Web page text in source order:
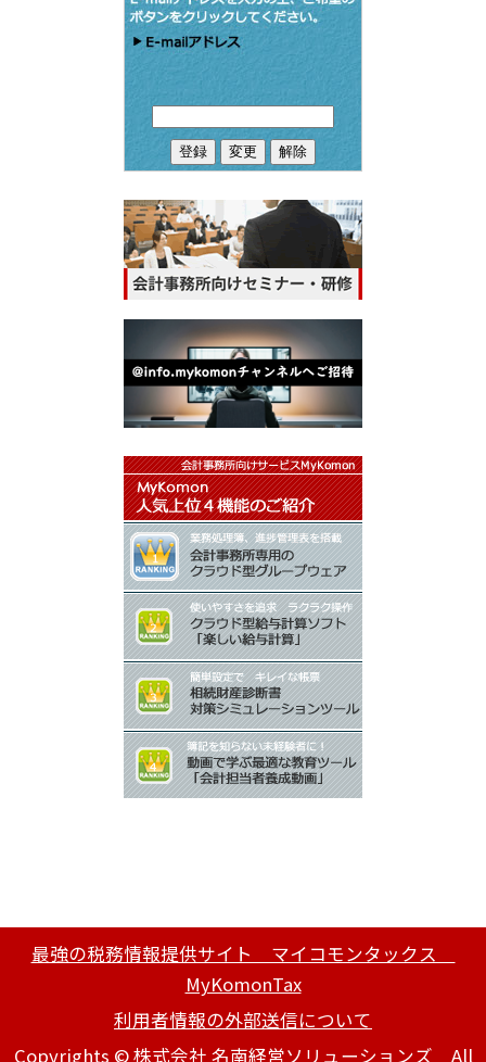
最強の税務情報提供サイト マイコモンタックス
MyKomonTax
利用者情報の外部送信について
Copyrights © 株式会社 名南経営ソリューションズ All